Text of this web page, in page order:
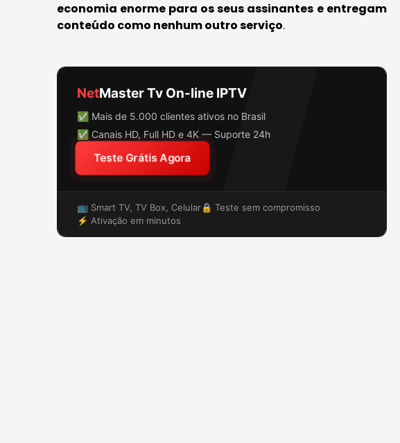
economia enorme para os seus assinantes e entregam
conteúdo como nenhum outro serviço.
NetMaster Tv On-line IPTV
✅ Mais de 5.000 clientes ativos no Brasil
✅ Canais HD, Full HD e 4K — Suporte 24h
Teste Grátis Agora
📺 Smart TV, TV Box, Celular🔒 Teste sem compromisso
⚡ Ativação em minutos